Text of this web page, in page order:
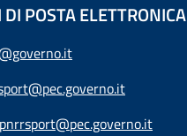
POSTA ELETTRONICA
pnrrsport@pec.governo.it